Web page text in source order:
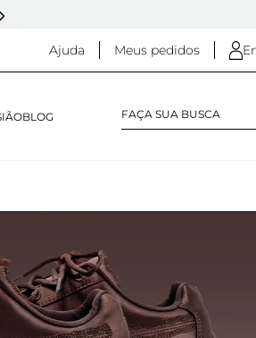
Ajuda Meus pedidos
BLOG